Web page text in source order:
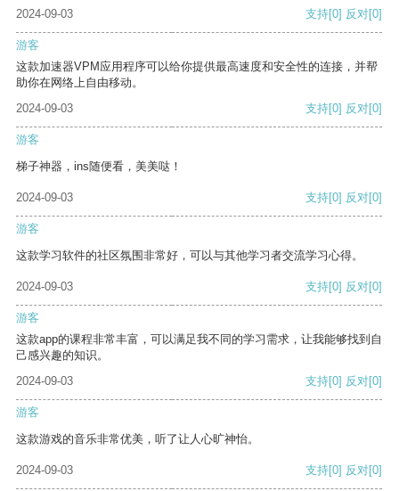
2024-09-03 支持[0] 反对[0]
游客
这款加速器VPM应用程序可以给你提供最高速度和安全性的连接，并帮
助你在网络上自由移动。
2024-09-03
支持[0] 反对[0]
游客
梯子神器，ins随便看，美美哒！
2024-09-03 支持[0] 反对[0]
游客
这款学习软件的社区氛围非常好，可以与其他学习者交流学习心得。
2024-09-03 支持[0] 反对[0]
游客
这款app的课程非常丰富，可以满足我不同的学习需求，让我能够找到自
己感兴趣的知识。
2024-09-03
支持[0] 反对[0]
游客
这款游戏的音乐非常优美，听了让人心旷神怡。
2024-09-03 支持[0] 反对[0]